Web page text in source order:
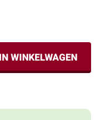
IN WINKELWAGEN